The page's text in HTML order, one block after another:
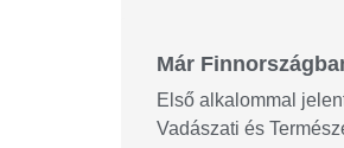
Már
Első alkalommal
Vadászati és